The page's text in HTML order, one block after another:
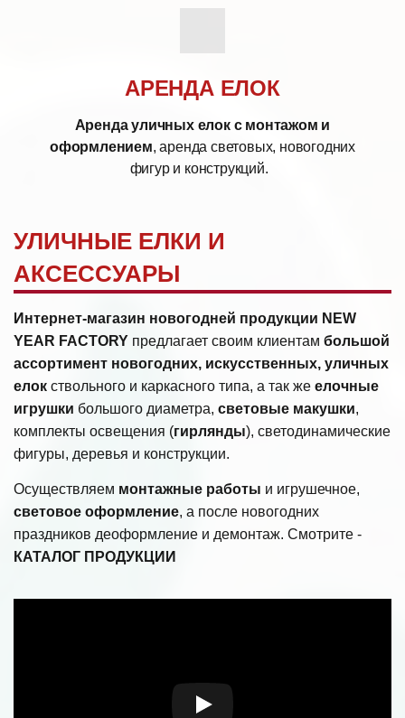
АРЕНДА ЕЛОК
Аренда уличных елок с монтажом и
оформлением, аренда световых, новогодних
фигур и конструкций.
УЛИЧНЫЕ ЕЛКИ И
АКСЕССУАРЫ
Интернет-магазин новогодней продукции NEW
YEAR FACTORY предлагает своим клиентам большой
ассортимент новогодних, искусственных, уличных
елок ствольного и каркасного типа, а так же елочные
игрушки большого диаметра, световые макушки,
комплекты освещения (гирлянды), светодинамические
фигуры, деревья и конструкции.
Осуществляем монтажные работы и игрушечное,
световое оформление, а после новогодних
праздников деоформление и демонтаж. Смотрите -
КАТАЛОГ ПРОДУКЦИИ